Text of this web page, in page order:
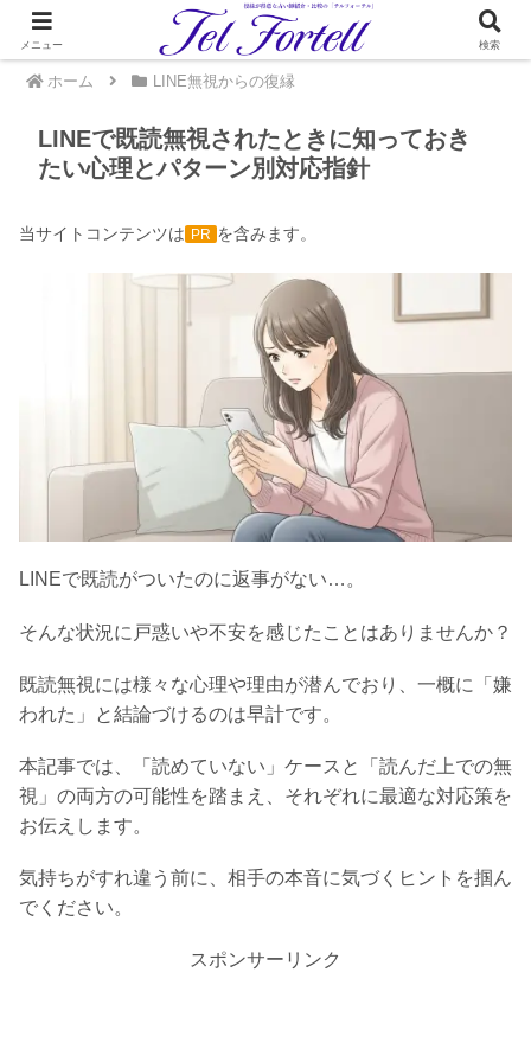
ホーム LINE無視からの復縁
LINEで既読無視されたときに知っておき
たい心理とパターン別対応指針
当サイトコンテンツは PR を含みます。
LINEで既読がついたのに返事がない…。
そんな状況に戸惑いや不安を感じたことはありませんか？
既読無視には様々な心理や理由が潜んでおり、一概に「嫌
われた」と結論づけるのは早計です。
本記事では、「読めていない」ケースと「読んだ上での無
視」の両方の可能性を踏まえ、それぞれに最適な対応策を
お伝えします。
気持ちがすれ違う前に、相手の本音に気づくヒントを掴ん
でください。
スポンサーリンク
メニュー 検索